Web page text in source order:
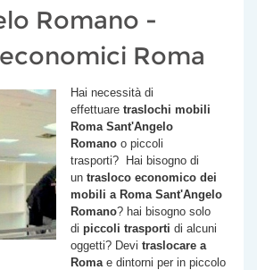
Romano -
Roma
Hai necessità di
effettuare traslochi mobili
Roma Sant'Angelo
Romano o piccoli
trasporti? Hai bisogno di
un trasloco economico dei
mobili a Roma Sant'Angelo
Romano? hai bisogno solo
di piccoli trasporti di alcuni
oggetti? Devi traslocare a
Romae dintorni per in piccolo